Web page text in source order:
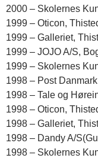
2000 – Skolernes
1999 – Oticon,
1999 – Galleriet,
1999 – JOJO A/S,
1999 – Skolernes
1998 – Post
1998 – Tale og
1998 – Oticon,
1998 – Galleriet,
1998 – Dandy A/
1998 – Skolernes